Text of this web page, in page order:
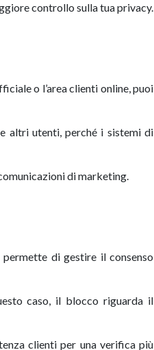
controllo sulla tua privacy.
o l’area clienti online, puoi
altri utenti, perché i sistemi di
di marketing.
permette di gestire il consenso
caso, il blocco riguarda il
clienti per una verifica più